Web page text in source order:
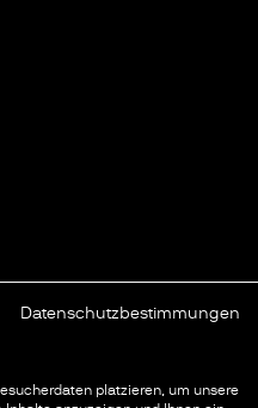
Datenschutzbestimmungen
platzieren, um unsere
THREADS